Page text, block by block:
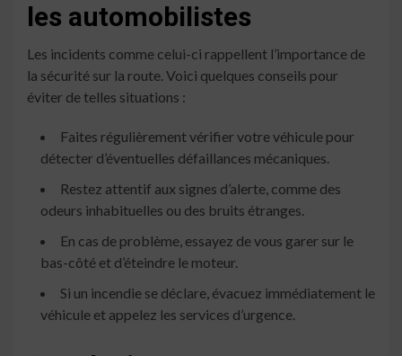
les automobilistes
Les incidents comme celui-ci rappellent l’importance de
la sécurité sur la route. Voici quelques conseils pour
éviter de telles situations :
Faites régulièrement vérifier votre véhicule pour
détecter d’éventuelles défaillances mécaniques.
Restez attentif aux signes d’alerte, comme des
odeurs inhabituelles ou des bruits étranges.
En cas de problème, essayez de vous garer sur le
bas-côté et d’éteindre le moteur.
Si un incendie se déclare, évacuez immédiatement le
véhicule et appelez les services d’urgence.